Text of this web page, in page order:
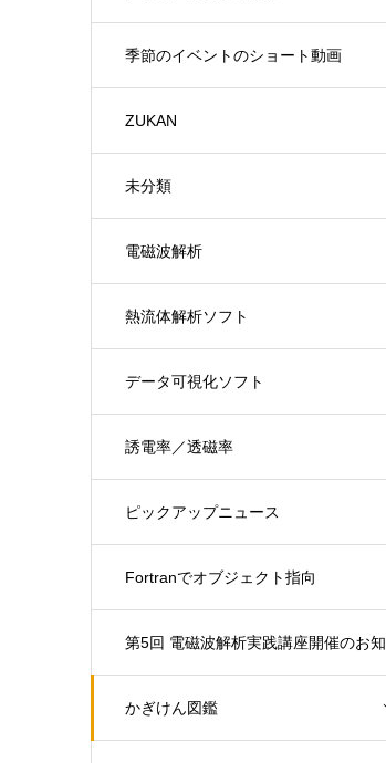
季節のイベントのショート動画
ZUKAN
未分類
電磁波解析
熱流体解析ソフト
データ可視化ソフト
誘電率／透磁率
ピックアップニュース
Fortranでオブジェクト指向
第5回 電磁波解析実践講座開催のお知
らせ（開催日：9月30日)
かぎけん図鑑